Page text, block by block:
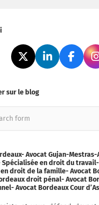
sur le blog
Avocat Gujan-Mestras-
Spécialisée en droit du
droit de la famille- Avocat
droit pénal- Avocat
Avocat Bordeaux Cour